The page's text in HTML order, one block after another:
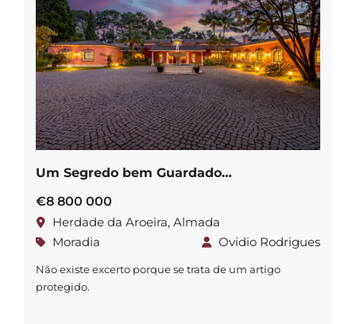
Um Segredo bem Guardado…
€8 800 000
Herdade da Aroeira, Almada
Moradia
Ovidio Rodrigues
Não existe excerto porque se trata de um artigo
protegido.